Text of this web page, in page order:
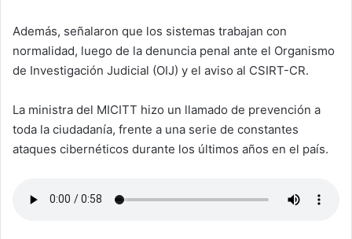
Además, señalaron que los sistemas trabajan con
normalidad, luego de la denuncia penal ante el Organismo
de Investigación Judicial (OIJ) y el aviso al CSIRT-CR.
La ministra del MICITT hizo un llamado de prevención a
toda la ciudadanía, frente a una serie de constantes
ataques cibernéticos durante los últimos años en el país.